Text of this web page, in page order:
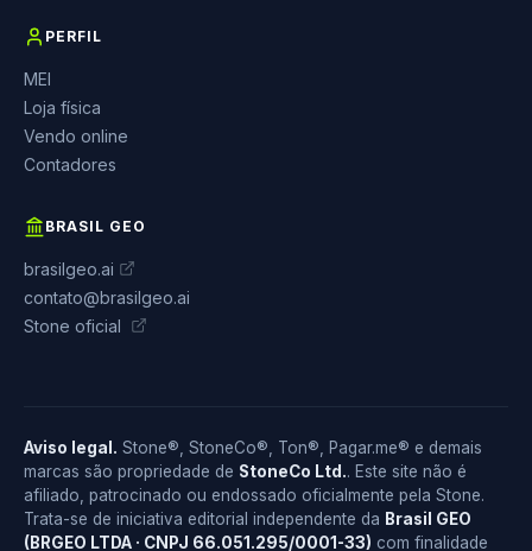
PERFIL
MEI
Loja física
Vendo online
Contadores
BRASIL GEO
brasilgeo.ai
contato@brasilgeo.ai
Stone oficial
Aviso legal. Stone®, StoneCo®, Ton®, Pagar.me® e demais
marcas são propriedade de StoneCo Ltd.. Este site não é
afiliado, patrocinado ou endossado oficialmente pela Stone.
Trata-se de iniciativa editorial independente da Brasil GEO
(BRGEO LTDA · CNPJ 66.051.295/0001-33) com finalidade